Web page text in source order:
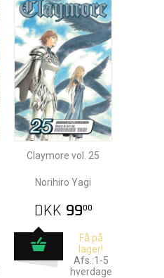
Claymore vol. 25
Norihiro Yagi
DKK 9900
Få på
lager!
Afs.:1-5
hverdage